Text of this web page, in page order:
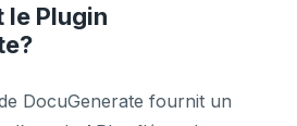
le Plugin
DocuGenerate fournit un